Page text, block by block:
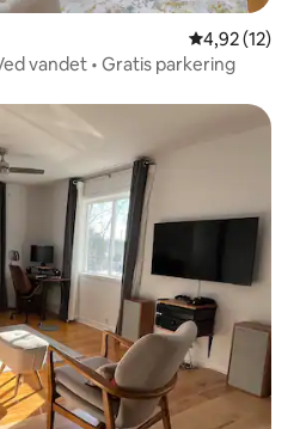
4,92 ud af 5
4,92 (12)
vandet • Gratis parkering